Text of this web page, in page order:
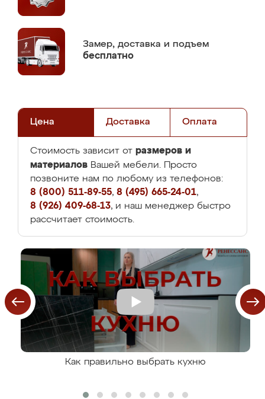
Замер, доставка и подъем
бесплатно
Цена Доставка Оплата
Стоимость зависит от размеров и
материалов Вашей мебели. Просто
позвоните нам по любому из телефонов:
8 (800) 511-89-55, 8 (495) 665-24-01,
8 (926) 409-68-13, и наш менеджер быстро
рассчитает стоимость.
Как правильно выбрать кухню